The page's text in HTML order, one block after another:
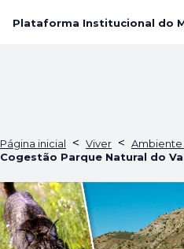
Plataforma Institucional do
Página inicial < Viver < Ambiente
Cogestão Parque Natural do